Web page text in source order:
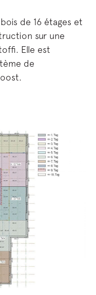
de 16 étages et
sur une
Elle est
de